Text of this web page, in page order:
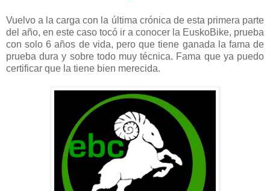
Vuelvo a la carga con la última crónica de esta primera parte
del año, en este caso tocó ir a conocer la EuskoBike, prueba
con solo 6 años de vida, pero que tiene ganada la fama de
prueba dura y sobre todo muy técnica. Fama que ya puedo
certificar que la tiene bien merecida.